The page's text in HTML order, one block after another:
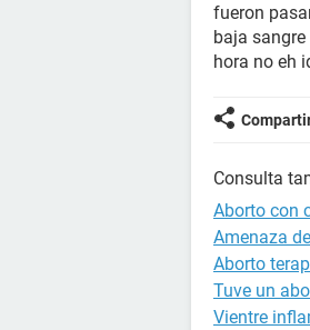
fueron
baja
hora no eh
Consulta
Aborto con
Amenaza
Aborto
Tuve un
Vientre